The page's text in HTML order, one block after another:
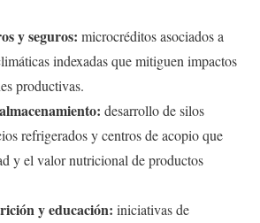
y seguros: microcréditos asociados a
indexadas que mitiguen impactos
productivas.
desarrollo de silos
refrigerados y centros de acopio que
y el valor nutricional de productos
y educación: iniciativas de